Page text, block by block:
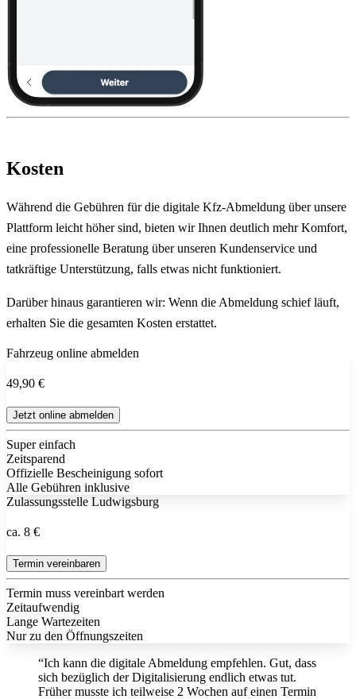
Kosten
Während die Gebühren für die digitale Kfz-Abmeldung über unsere
Plattform leicht höher sind, bieten wir Ihnen deutlich mehr Komfort,
eine professionelle Beratung über unseren Kundenservice und
tatkräftige Unterstützung, falls etwas nicht funktioniert.
Darüber hinaus garantieren wir: Wenn die Abmeldung schief läuft,
erhalten Sie die gesamten Kosten erstattet.
Fahrzeug online abmelden
49,90 €
Jetzt online abmelden
Super einfach
Zeitsparend
Offizielle Bescheinigung sofort
Alle Gebühren inklusive
Zulassungsstelle Ludwigsburg
ca. 8 €
Termin vereinbaren
Termin muss vereinbart werden
Zeitaufwendig
Lange Wartezeiten
Nur zu den Öffnungszeiten
“Ich kann die digitale Abmeldung empfehlen. Gut, dass
sich bezüglich der Digitalisierung endlich etwas tut.
Früher musste ich teilweise 2 Wochen auf einen Termin